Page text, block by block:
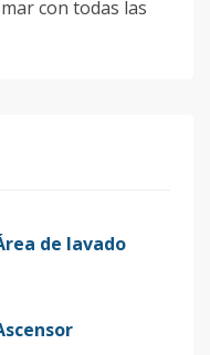
con todas las
de lavado